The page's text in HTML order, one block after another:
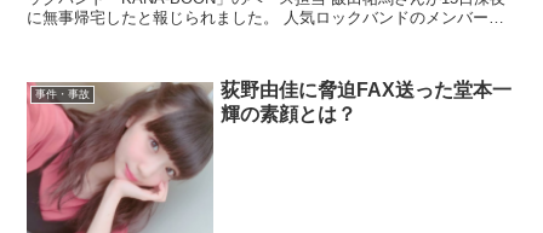
に無事帰宅したと報じられました。 人気ロックバンドのメンバーで
事件・事故
荻野由佳に脅迫FAX送った堂本一
輝の素顔とは？